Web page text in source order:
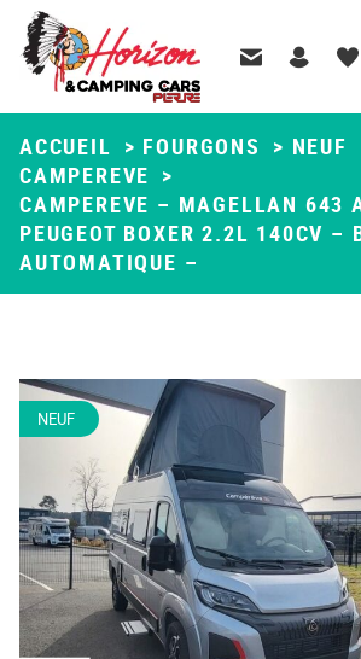
ACCUEIL > FOURGONS > NEUF
CAMPEREVE >
CAMPEREVE – MAGELLAN 643
PEUGEOT BOXER 2.2L 140CV –
AUTOMATIQUE –
NEUF